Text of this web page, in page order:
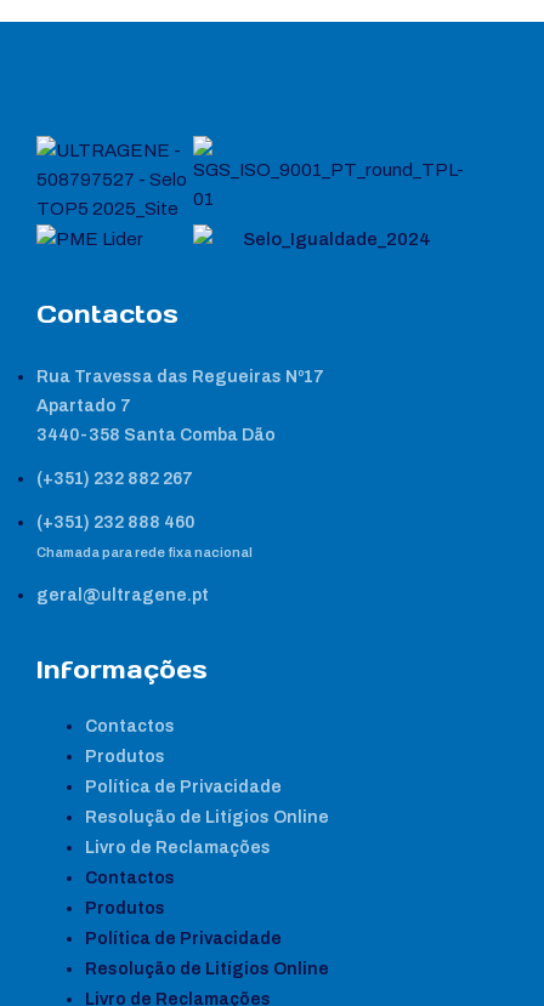
Contactos
Rua Travessa das Regueiras Nº17
Apartado 7
3440-358 Santa Comba Dão
(+351) 232 882 267
(+351) 232 888 460
Chamada para rede fixa nacional
geral@ultragene.pt
Informações
Contactos
Produtos
Política de Privacidade
Resolução de Litígios Online
Livro de Reclamações
Contactos
Produtos
Política de Privacidade
Resolução de Litígios Online
Livro de Reclamações